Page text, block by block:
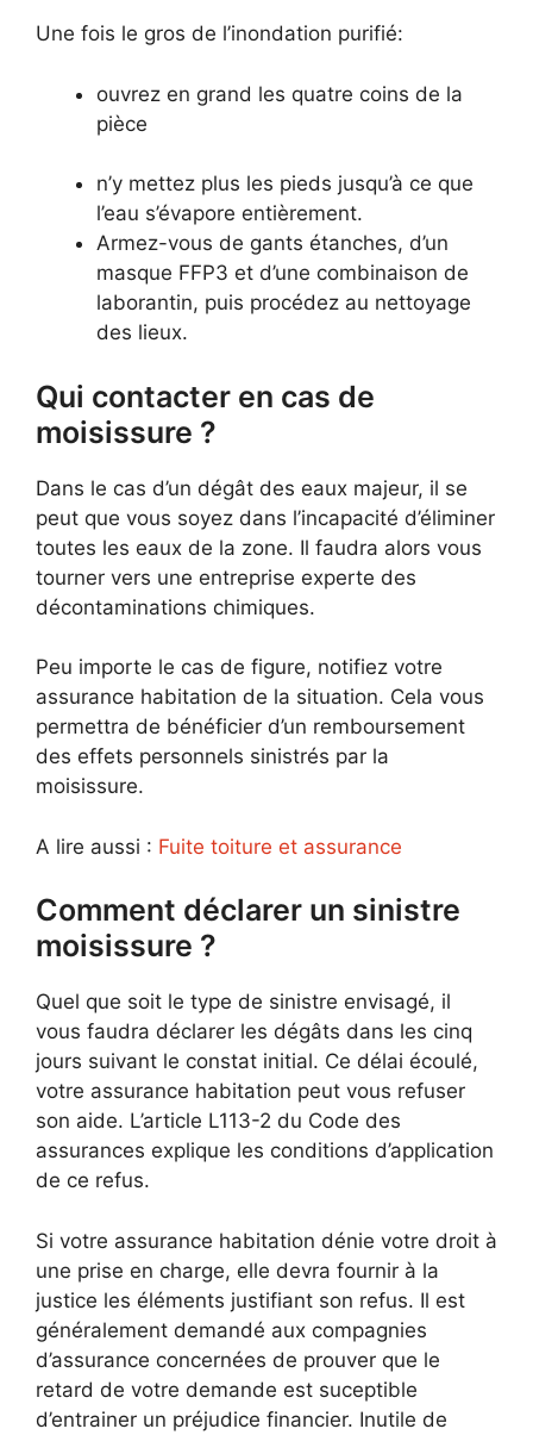
Une fois le gros de l’inondation purifié:
ouvrez en grand les quatre coins de la
pièce
n’y mettez plus les pieds jusqu’à ce que
l’eau s’évapore entièrement.
Armez-vous de gants étanches, d’un
masque FFP3 et d’une combinaison de
laborantin, puis procédez au nettoyage
des lieux.
Qui contacter en cas de
moisissure ?
Dans le cas d’un dégât des eaux majeur, il se
peut que vous soyez dans l’incapacité d’éliminer
toutes les eaux de la zone. Il faudra alors vous
tourner vers une entreprise experte des
décontaminations chimiques.
Peu importe le cas de figure, notifiez votre
assurance habitation de la situation. Cela vous
permettra de bénéficier d’un remboursement
des effets personnels sinistrés par la
moisissure.
A lire aussi : Fuite toiture et assurance
Comment déclarer un sinistre
moisissure ?
Quel que soit le type de sinistre envisagé, il
vous faudra déclarer les dégâts dans les cinq
jours suivant le constat initial. Ce délai écoulé,
votre assurance habitation peut vous refuser
son aide. L’article L113-2 du Code des
assurances explique les conditions d’application
de ce refus.
Si votre assurance habitation dénie votre droit à
une prise en charge, elle devra fournir à la
justice les éléments justifiant son refus. Il est
généralement demandé aux compagnies
d’assurance concernées de prouver que le
retard de votre demande est suceptible
d’entrainer un préjudice financier. Inutile de